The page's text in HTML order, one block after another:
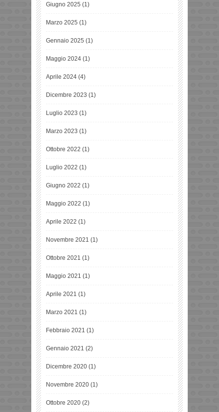
Giugno 2025 (1)
Marzo 2025 (1)
Gennaio 2025 (1)
Maggio 2024 (1)
Aprile 2024 (4)
Dicembre 2023 (1)
Luglio 2023 (1)
Marzo 2023 (1)
Ottobre 2022 (1)
Luglio 2022 (1)
Giugno 2022 (1)
Maggio 2022 (1)
Aprile 2022 (1)
Novembre 2021 (1)
Ottobre 2021 (1)
Maggio 2021 (1)
Aprile 2021 (1)
Marzo 2021 (1)
Febbraio 2021 (1)
Gennaio 2021 (2)
Dicembre 2020 (1)
Novembre 2020 (1)
Ottobre 2020 (2)